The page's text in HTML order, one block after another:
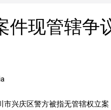
件现管辖争
兴庆区警方被指无管辖权立